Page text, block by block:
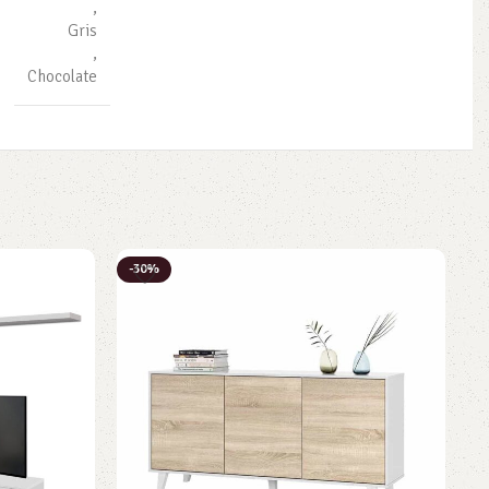
,
Gris
,
Chocolate
-30% -